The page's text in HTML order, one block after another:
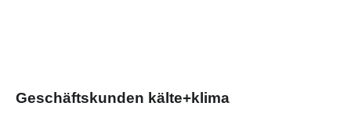
Geschäftskunden kälte+klima